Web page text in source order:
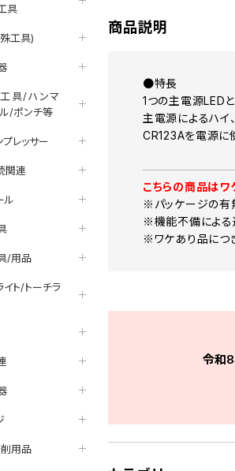
具
工具)
具/ハンマ
/ポンチ等
プレッサー
関連
ル
/用品
イト/トーチラ
用品
商品説明
●特長
1つの主電源LED
主電源によるハイ
CR123Aを電源に
こちらの商品はワ
※パッケージの有
※機能不備による
※ワケあり品につ
令和8